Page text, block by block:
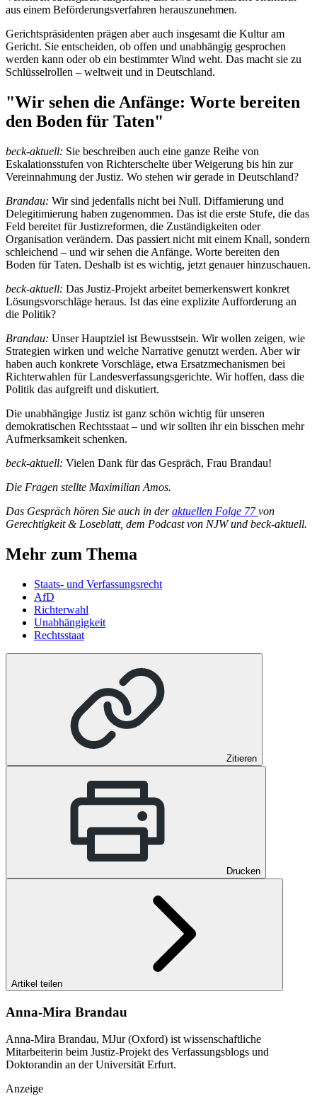
aus einem Beförderungsverfahren herauszunehmen.
Gerichtspräsidenten prägen aber auch insgesamt die Kultur am
Gericht. Sie entscheiden, ob offen und unabhängig gesprochen
werden kann oder ob ein bestimmter Wind weht. Das macht sie zu
Schlüsselrollen – weltweit und in Deutschland.
"Wir sehen die Anfänge: Worte bereiten
den Boden für Taten"
beck-aktuell: Sie beschreiben auch eine ganze Reihe von
Eskalationsstufen von Richterschelte über Weigerung bis hin zur
Vereinnahmung der Justiz. Wo stehen wir gerade in Deutschland?
Brandau: Wir sind jedenfalls nicht bei Null. Diffamierung und
Delegitimierung haben zugenommen. Das ist die erste Stufe, die das
Feld bereitet für Justizreformen, die Zuständigkeiten oder
Organisation verändern. Das passiert nicht mit einem Knall, sondern
schleichend – und wir sehen die Anfänge. Worte bereiten den
Boden für Taten. Deshalb ist es wichtig, jetzt genauer hinzuschauen.
beck-aktuell: Das Justiz-Projekt arbeitet bemerkenswert konkret
Lösungsvorschläge heraus. Ist das eine explizite Aufforderung an
die Politik?
Brandau: Unser Hauptziel ist Bewusstsein. Wir wollen zeigen, wie
Strategien wirken und welche Narrative genutzt werden. Aber wir
haben auch konkrete Vorschläge, etwa Ersatzmechanismen bei
Richterwahlen für Landesverfassungsgerichte. Wir hoffen, dass die
Politik das aufgreift und diskutiert.
Die unabhängige Justiz ist ganz schön wichtig für unseren
demokratischen Rechtsstaat – und wir sollten ihr ein bisschen mehr
Aufmerksamkeit schenken.
beck-aktuell: Vielen Dank für das Gespräch, Frau Brandau!
Die Fragen stellte Maximilian Amos.
Das Gespräch hören Sie auch in deraktuellen Folge 77von
Gerechtigkeit & Loseblatt, dem Podcast von NJW und beck-aktuell.
Mehr zum Thema
Staats- und Verfassungsrecht
AfD
Richterwahl
Unabhängigkeit
Rechtsstaat
Zitieren
Drucken
Artikel teilen
Anna-Mira Brandau
Anna-Mira Brandau, MJur (Oxford) ist wissenschaftliche
Mitarbeiterin beim Justiz-Projekt des Verfassungsblogs und
Doktorandin an der Universität Erfurt.
Anzeige